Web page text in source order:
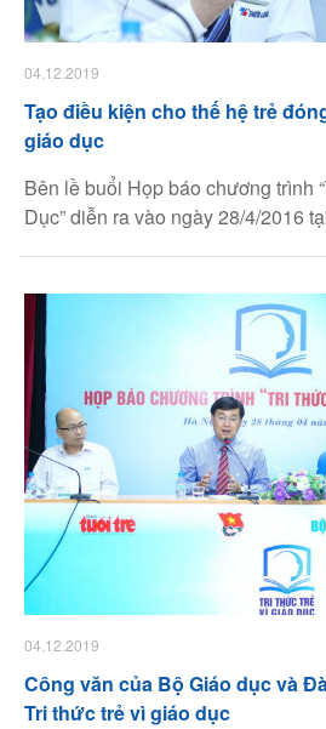
04.12.2019
Tạo điều kiện cho thế hệ trẻ
giáo dục
Bên lề buổi Họp báo chương trình
Dục” diễn ra vào ngày 28/4/2016
kỳ vọng của ông đối với tri thức trẻ
của Thiên Long khi theo đuổi con
của giáo dục”.
04.12.2019
Công văn của Bộ Giáo dục và
Tri thức trẻ vì giáo dục